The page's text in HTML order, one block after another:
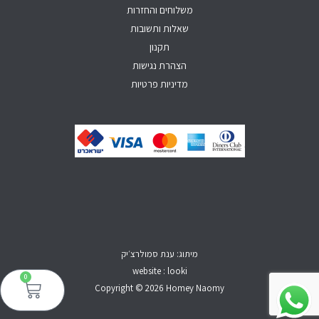
0
משלוחים והחזרות
שאלות ותשובות
תקנון
הצהרת נגישות
מדיניות פרטיות
מיתוג: ענת סמולרצ׳יק
website : looki
Copyright © 2026 Homey Naomy